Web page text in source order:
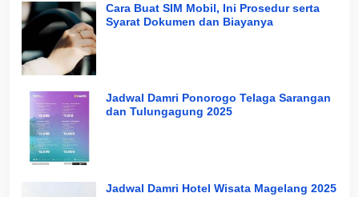
Cara Buat SIM Mobil, Ini Prosedur serta
Syarat Dokumen dan Biayanya
Jadwal Damri Ponorogo Telaga Sarangan
dan Tulungagung 2025
Jadwal Damri Hotel Wisata Magelang 2025